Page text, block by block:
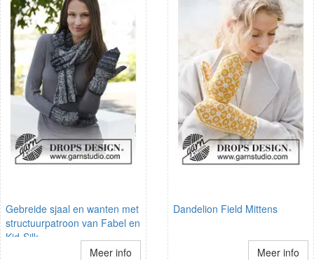
Gebreide sjaal en wanten met
structuurpatroon van Fabel en
Kid-Silk.
Meer info
Dandelion Field Mittens
Meer info